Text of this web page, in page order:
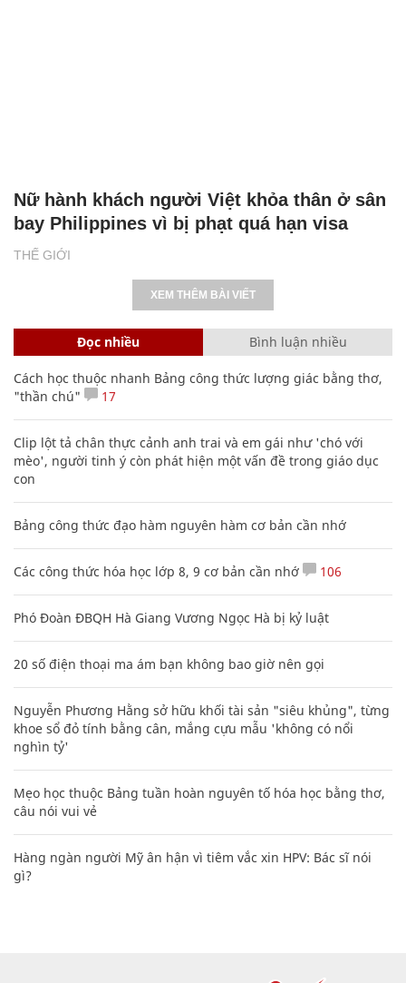
THẾ GIỚI
Nữ hành khách người Việt khỏa thân ở sân
bay Philippines vì bị phạt quá hạn visa
XEM THÊM BÀI VIẾT
Đọc nhiều Bình luận nhiều
Cách học thuộc nhanh Bảng công thức lượng giác bằng thơ,
"thần chú"
17
Clip lột tả chân thực cảnh anh trai và em gái như 'chó với
mèo', người tinh ý còn phát hiện một vấn đề trong giáo dục
con
Bảng công thức đạo hàm nguyên hàm cơ bản cần nhớ
Các công thức hóa học lớp 8, 9 cơ bản cần nhớ 106
Phó Đoàn ĐBQH Hà Giang Vương Ngọc Hà bị kỷ luật
20 số điện thoại ma ám bạn không bao giờ nên gọi
Nguyễn Phương Hằng sở hữu khối tài sản "siêu khủng", từng
khoe sổ đỏ tính bằng cân, mắng cựu mẫu 'không có nổi
nghìn tỷ'
Mẹo học thuộc Bảng tuần hoàn nguyên tố hóa học bằng thơ,
câu nói vui vẻ
Hàng ngàn người Mỹ ân hận vì tiêm vắc xin HPV: Bác sĩ nói
gì?